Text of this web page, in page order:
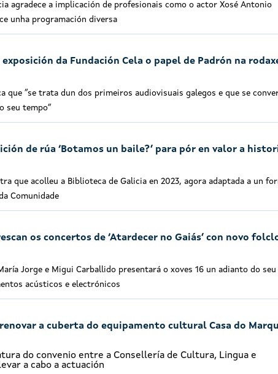
agradece a implicación de profesionais como o actor Xosé Antonio
unha programación diversa
da Fundación Cela o papel de Padrón na
que “se trata dun dos primeiros audiovisuais galegos e que se
seu tempo”
de rúa ‘Botamos un baile?’ para pór en valor a
que acolleu a Biblioteca de Galicia en 2023, agora adaptada a un
Comunidade
os concertos de ‘Atardecer no Gaiás’ con novo
Jorge e Migui Carballido presentará o xoves 16 un adianto do seu
acústicos e electrónicos
a cuberta do equipamento cultural Casa do
do convenio entre a Consellería de Cultura, Lingua e
a cabo a actuación